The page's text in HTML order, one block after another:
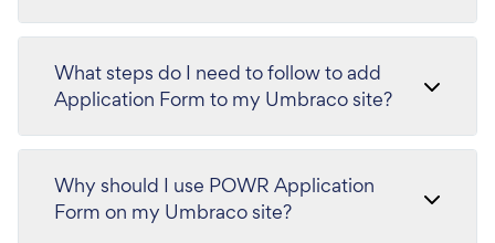
What steps do I need to follow to add
Application Form to my Umbraco site?
Why should I use POWR Application
Form on my Umbraco site?